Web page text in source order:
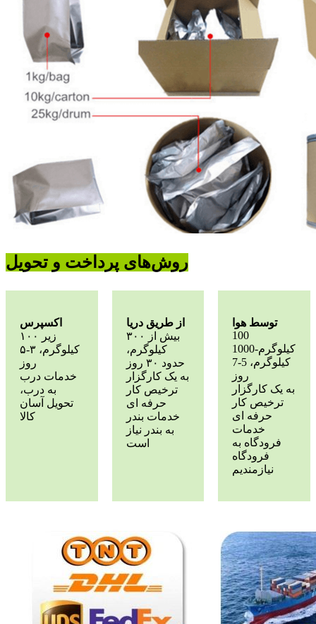
روش‌های پرداخت و تحویل
اکسپرس
زیر ۱۰۰
کیلوگرم، ۳-۵
روز
خدمات درب
به درب،
تحویل آسان
کالا
از طریق دریا
بیش از ۳۰۰
کیلوگرم،
حدود ۳۰ روز
به یک کارگزار
ترخیص کار
حرفه ای
خدمات بندر
به بندر نیاز
است
توسط هوا
100
کیلوگرم-1000
کیلوگرم، 5-7
روز
به یک کارگزار
ترخیص کار
حرفه ای
خدمات
فرودگاه به
فرودگاه
نیازمندیم